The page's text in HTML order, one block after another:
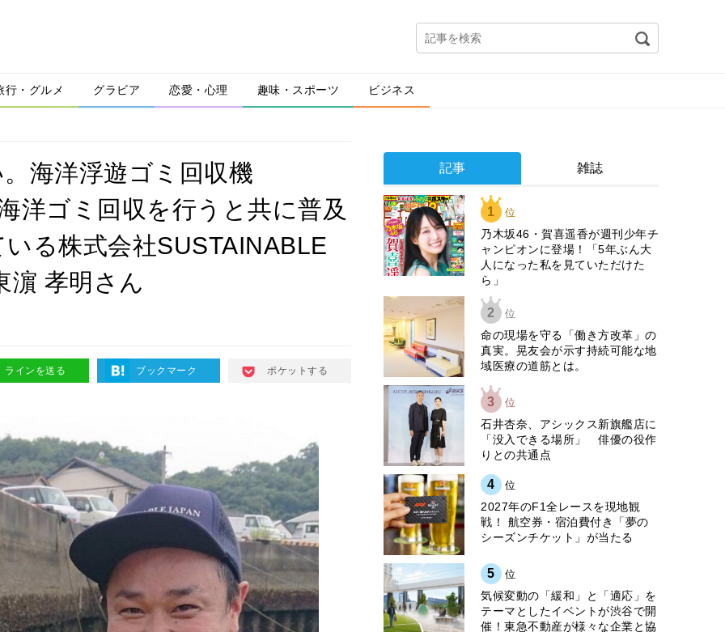
行・グルメ グラビア 恋愛・心理 趣味・スポーツ ビジネス
海洋浮遊ゴミ回収機
洋ゴミ回収を行うと共に普及
る株式会社SUSTAINABLE
濵 孝明さん
ラインを送る ブックマーク ポケットする
記事 雑誌
1 位
乃木坂46・賀喜遥香が週刊少年チ
ャンピオンに登場！「5年ぶん大
人になった私を見ていただけた
ら」
2 位
​命の現場を守る「働き方改革」の
真実。晃友会が示す持続可能な地
域医療の道筋とは。
3 位
石井杏奈、アシックス新旗艦店に
「没入できる場所」 俳優の役作
りとの共通点
4 位
2027年のF1全レースを現地観
戦！ 航空券・宿泊費付き「夢の
シーズンチケット」が当たる
5 位
気候変動の「緩和」と「適応」を
テーマとしたイベントが渋谷で開
催！東急不動産が様々な企業と協